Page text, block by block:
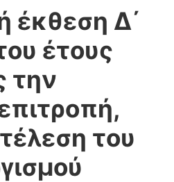
έκθεση Δ΄
έτους
την
του